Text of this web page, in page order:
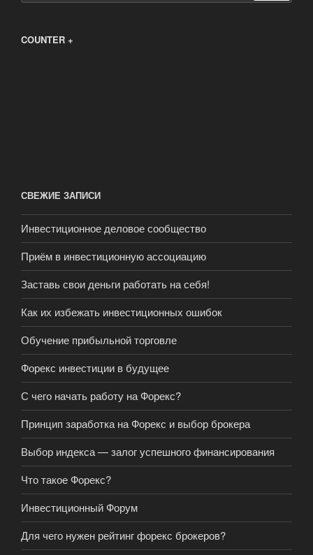
COUNTER +
СВЕЖИЕ ЗАПИСИ
Инвестиционное деловое сообщество
Приём в инвестиционную ассоциацию
Заставь свои деньги работать на себя!
Как их избежать инвестиционных ошибок
Обучение прибыльной торговле
Форекс инвестиции в будущее
С чего начать работу на Форекс?
Принцип заработка на Форекс и выбор брокера
Выбор индекса — залог успешного финансирования
Что такое Форекс?
Инвестиционный Форум
Для чего нужен рейтинг форекс брокеров?